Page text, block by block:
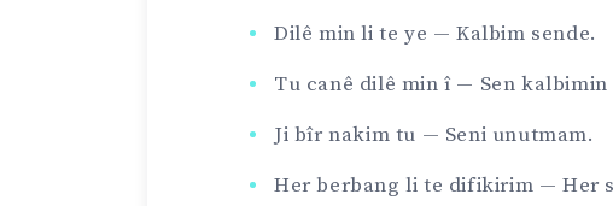
Dilê min li te ye — Kalbim sende.
Tu canê dilê min î — Sen kalbimin
Ji bîr nakim tu — Seni unutmam.
Her berbang li te difikirim — Her